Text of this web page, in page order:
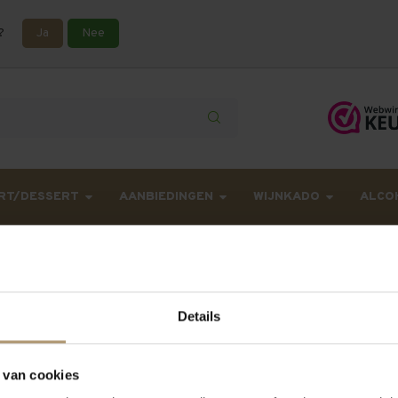
Details
cookies
Ja Nee
langer onderweg zijn dan gebruikelijk - Bestellingen van het
DESSERT AANBIEDINGEN WIJNKADO